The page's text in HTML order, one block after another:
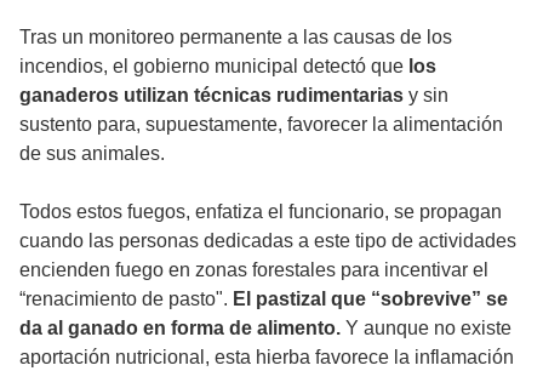
Tras un monitoreo permanente a las causas de los
incendios, el gobierno municipal detectó que los
ganaderos utilizan técnicas rudimentarias y sin
sustento para, supuestamente, favorecer la alimentación
de sus animales.
Todos estos fuegos, enfatiza el funcionario, se propagan
cuando las personas dedicadas a este tipo de actividades
encienden fuego en zonas forestales para incentivar el
“renacimiento de pasto". El pastizal que “sobrevive” se
da al ganado en forma de alimento. Y aunque no existe
aportación nutricional, esta hierba favorece la inflamación